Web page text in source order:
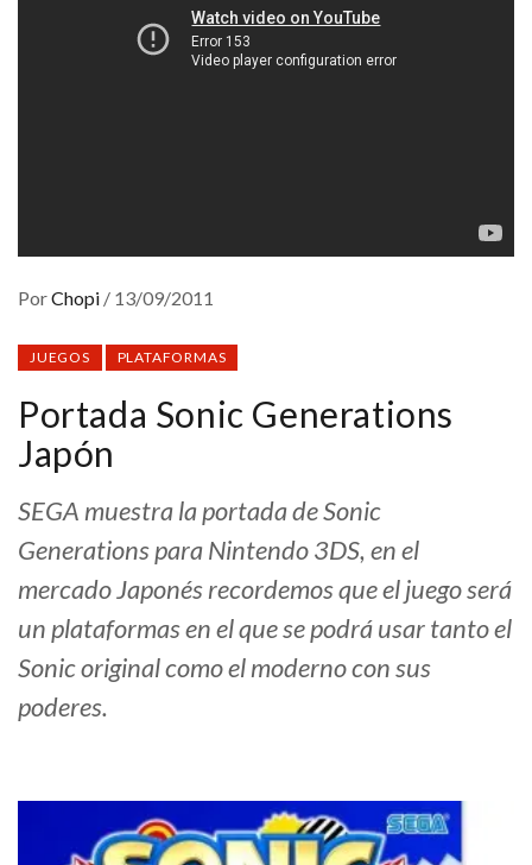
PorChopi / 13/09/2011
JUEGOS PLATAFORMAS
Portada Sonic Generations
Japón
SEGA muestra la portada de Sonic
Generations para Nintendo 3DS, en el
mercado Japonés recordemos que el juego será
un plataformas en el que se podrá usar tanto el
Sonic original como el moderno con sus
poderes.